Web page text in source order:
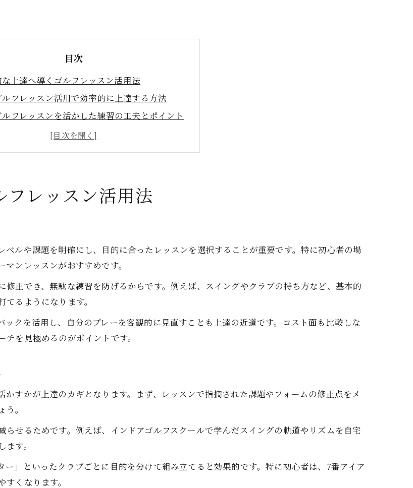
目次
上達へ導くゴルフレッスン活用法
ルフレッスン活用で効率的に上達する方法
ルフレッスンを活かした練習の工夫とポイント
プロ流ゴルフレッスンで身につく技術習得術
慣化で差がつくゴルフレッスンの利用法
別に選ぶおすすめゴルフレッスン
者向けゴルフレッスンの選び方とメリット
ルフレッスンでレベル別に伸ばす実践法
ッスンを続ける理由と上達の秘訣
ルフレッスン継続がもたらす上達効果とは
ルフレッスンで成果を出す習慣の作り方
ゴルフレッスンでモチベーションを保つコツ
ルフレッスン経験者の声で知る継続の利点
うゴルフレッスンを見極めるコツ
フレッスン比較で見つける自分に最適な選択
ーチの質や内容で選ぶゴルフレッスン活用法
フレッスン体験で分かる自分の適性診断
コミを活かしたゴルフレッスンの選び方
レッスン活用法
ルや課題を明確にし、目的に合ったレッスンを選択することが重要です。特に初心者の場
ンレッスンがおすすめです。
正でき、無駄な練習を防げるからです。例えば、スイングやクラブの持ち方など、基本的
るようになります。
クを活用し、自分のプレーを客観的に見直すことも上達の近道です。コスト面も比較しな
を見極めるのがポイントです。
すかが上達のカギとなります。まず、レッスンで指摘された課題やフォームの修正点をメ
。
せるためです。例えば、インドアゴルフスクールで学んだスイングの軌道やリズムを自宅
す。
」といったクラブごとに目的を分けて組み立てると効果的です。特に初心者は、7番アイア
くなります。